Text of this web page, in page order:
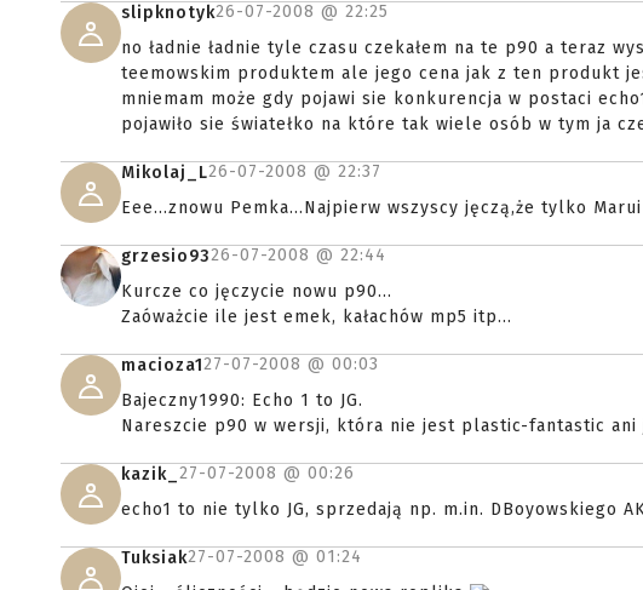
slipknotyk26-07-2008 @ 22:25
no ładnie ładnie tyle czasu czekałem na te p90 a teraz
teemowskim produktem ale jego cena jak z ten produkt
mniemam może gdy pojawi sie konkurencja w postaci
pojawiło sie światełko na które tak wiele osób w tym ja
Mikolaj_L26-07-2008 @ 22:37
Eee...znowu Pemka...Najpierw wszyscy jęczą,że tylko
grzesio9326-07-2008 @ 22:44
Kurcze co jęczycie nowu p90...
Zaóważcie ile jest emek, kałachów mp5 itp...
macioza127-07-2008 @ 00:03
Bajeczny1990: Echo 1 to JG.
Nareszcie p90 w wersji, która nie jest plastic-fantastic ani
kazik_ 27-07-2008 @ 00:26
echo1 to nie tylko JG, sprzedają np. m.in. DBoyowskiego
Tuksiak27-07-2008 @ 01:24